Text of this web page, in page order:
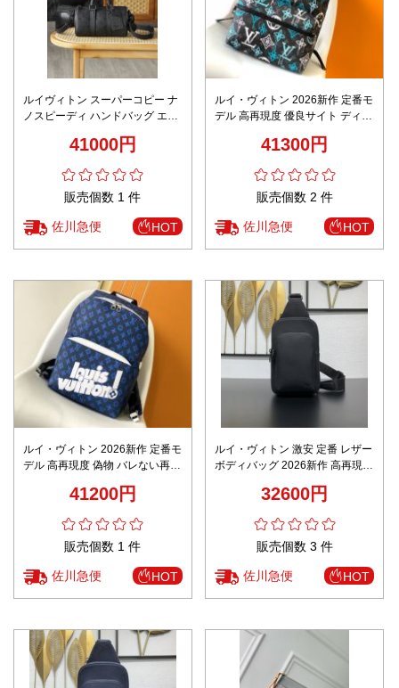
ルイヴィトン スーパーコピー ナ
ノスピーディ ハンドバッグ エン
41000円
販売個数 1 件
佐川急便 HOT
ルイ・ヴィトン 2026新作 定番モ
デル 高再現度 優良サイト ディス
ティ 高品質素材使用 精密ディテ
41300円
販売個数 2 件
佐川急便 HOT
ルイ・ヴィトン 2026新作 定番モ
デル 高再現度 偽物 バレない再現
モノグラム 高品質素材使用 精密
41200円
販売個数 1 件
佐川急便 HOT
ルイ・ヴィトン 激安 定番 レザー
ボディバッグ 2026新作 高再現度
ト 追跡可能 秘密厳守配送
32600円
販売個数 3 件
佐川急便 HOT